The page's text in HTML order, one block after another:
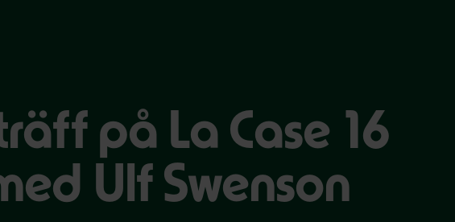
på La Case 16
Ulf Swenson